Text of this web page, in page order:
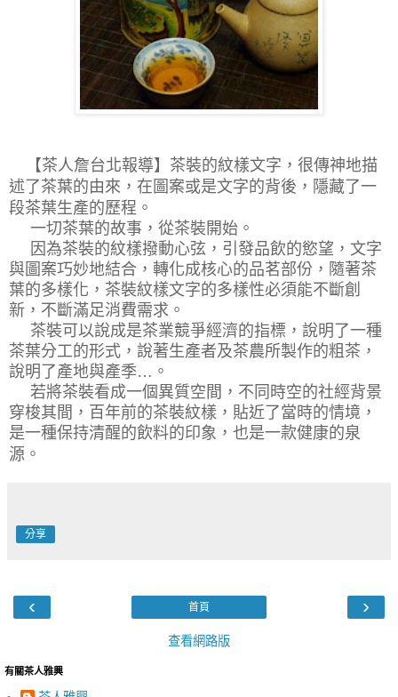
【茶人詹台北報導】 茶裝的紋樣文字，很傳神地描
述了茶葉的由來，在圖案或是文字的背後，隱藏了一
段茶葉生產的歷程。
一切茶葉的故事，從茶裝開始。
因為茶裝的紋樣撥動心弦，引發品飲的慾望，文字
與圖案巧妙地結合，轉化成核心的品茗部份，隨著茶
葉的多樣化，茶裝紋樣文字的多樣性必須能不斷創
新，不斷滿足消費需求。
茶裝可以說成是茶業競爭經濟的指標，說明了一種
茶葉分工的形式，說著生產者及茶農所製作的粗茶，
說明了產地與產季… 。
若將茶裝看成一個異質空間，不同時空的社經背景
穿梭其間，百年前的茶裝紋樣，貼近了當時的情境，
是一種保持清醒的飲料的印象，也是一款健康的泉
源。
分享
‹ ›
首頁
查看網路版
有關茶人雅興